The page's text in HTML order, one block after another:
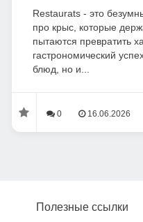
Restaurats - это
про крыс, которые
пытаются превратить
гастрономический
блюд, но и...
0 16.06.2026
Полезные ссылки